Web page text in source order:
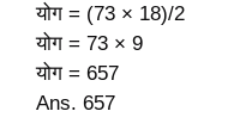
योग = (73 × 18)/2
योग = 73 × 9
योग = 657
Ans. 657